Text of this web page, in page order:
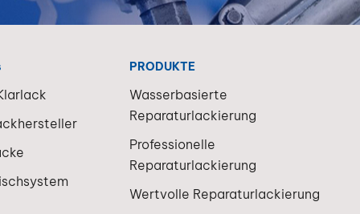
PRODUKTE
Wasserbasierte
Reparaturlackierung
Professionelle
Reparaturlackierung
Wertvolle Reparaturlackierung